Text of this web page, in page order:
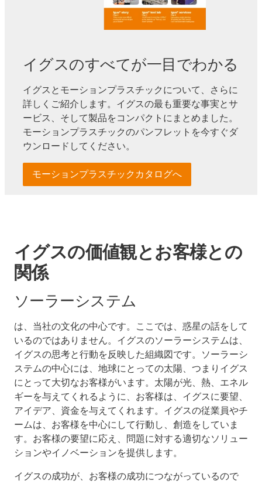
イグスのすべてが一目でわかる
イグスとモーションプラスチックについて、さらに
詳しくご紹介します。イグスの最も重要な事実とサ
ービス、そして製品をコンパクトにまとめました。
モーションプラスチックのパンフレットを今すぐダ
ウンロードしてください。
モーションプラスチックカタログへ
イグスの価値観とお客様との
関係
ソーラーシステム
は、当社の文化の中心です。ここでは、惑星の話をして
いるのではありません。イグスのソーラーシステムは、
イグスの思考と行動を反映した組織図です。ソーラーシ
ステムの中心には、地球にとっての太陽、つまりイグス
にとって大切なお客様がいます。太陽が光、熱、エネル
ギーを与えてくれるように、お客様は、イグスに要望、
アイデア、資金を与えてくれます。イグスの従業員やチ
ームは、お客様を中心にして行動し、創造をしていま
す。お客様の要望に応え、問題に対する適切なソリュー
ションやイノベーションを提供します。
イグスの成功が、お客様の成功につながっているので